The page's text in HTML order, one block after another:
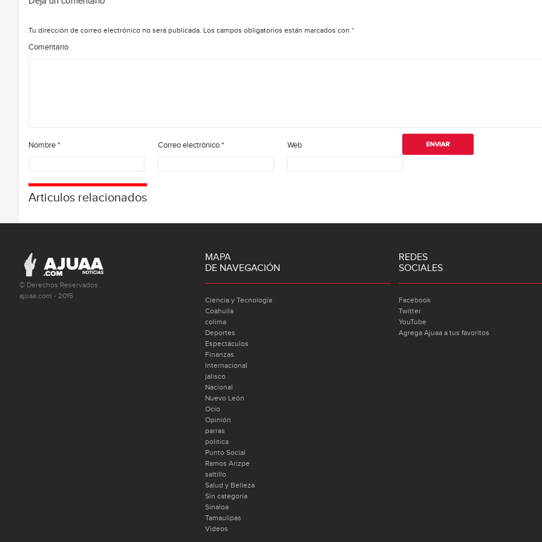
Tu dirección de correo electrónico no será publicada. Los campos obligatorios están marcados con *
Comentario
Nombre* Correo electrónico* Web
Articulos relacionados
© Derechos Reservados
ajuaa.com - 2015
MAPA
DE NAVEGACIÓN
Ciencia y Tecnología
Coahuila
colima
Deportes
Espectáculos
Finanzas
Internacional
jalisco
Nacional
Nuevo León
Ocio
Opinión
parras
politica
Punto Social
Ramos Arizpe
saltillo
Salud y Belleza
Sin categoría
Sinaloa
Tamaulipas
Videos
REDES
SOCIALES
Facebook
Twitter
YouTube
Agrega Ajuaa a tus favoritos